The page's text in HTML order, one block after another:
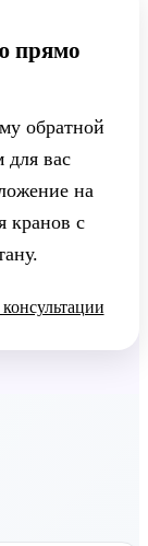
прямо
обратной
для вас
на
кранов с